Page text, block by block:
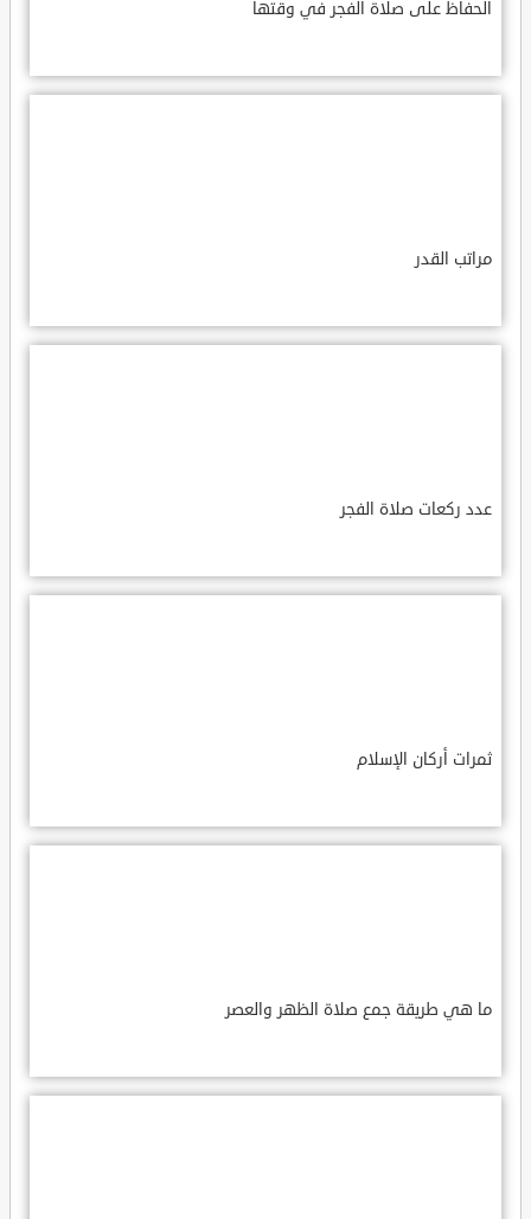
الحفاظ على صلاة الفجر في وقتها
مراتب القدر
عدد ركعات صلاة الفجر
ثمرات أركان الإسلام
ما هي طريقة جمع صلاة الظهر والعصر